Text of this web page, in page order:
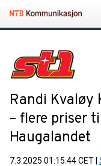
Randi Kvaløy
– flere priser
Haugalandet
7.3.2025 01:15:44 CET